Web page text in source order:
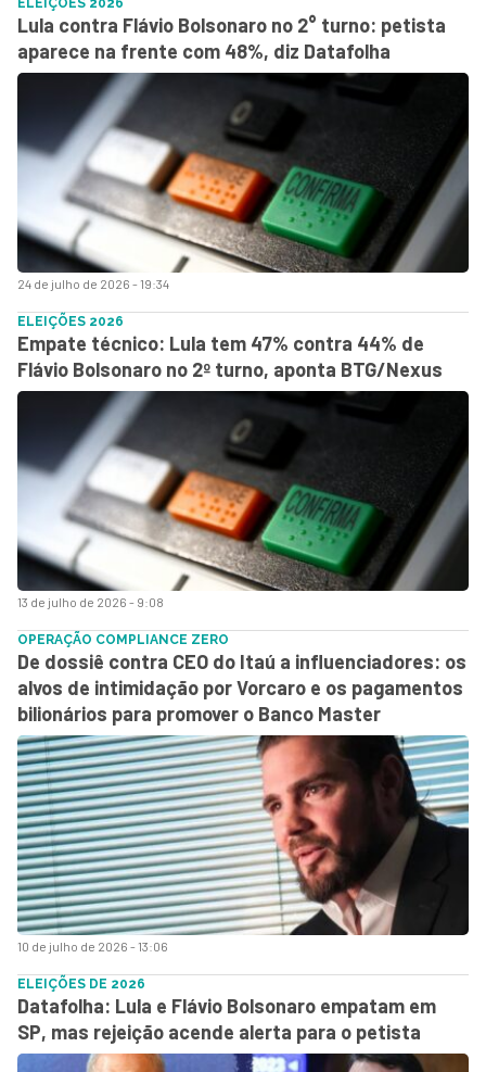
24 de julho de 2026 - 19:34
ELEIÇÕES 2026
Lula contra Flávio Bolsonaro no 2° turno: petista
aparece na frente com 48%, diz Datafolha
13 de julho de 2026 - 9:08
ELEIÇÕES 2026
Empate técnico: Lula tem 47% contra 44% de
Flávio Bolsonaro no 2º turno, aponta BTG/Nexus
10 de julho de 2026 - 13:06
OPERAÇÃO COMPLIANCE ZERO
De dossiê contra CEO do Itaú a influenciadores: os
alvos de intimidação por Vorcaro e os pagamentos
bilionários para promover o Banco Master
ELEIÇÕES DE 2026
Datafolha: Lula e Flávio Bolsonaro empatam em
SP, mas rejeição acende alerta para o petista